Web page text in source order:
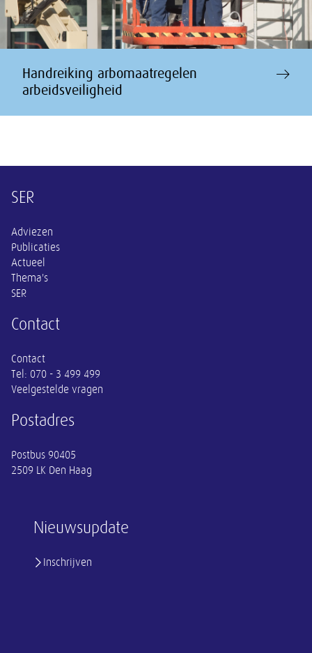
Handreiking arbomaatregelen
arbeidsveiligheid
Overige informatie
Nieuwsupdate
Inschrijven
SER
Adviezen
Publicaties
Actueel
Thema's
SER
Contact
Contact
Tel: 070 - 3 499 499
Veelgestelde vragen
Postadres
Postbus 90405
2509 LK Den Haag